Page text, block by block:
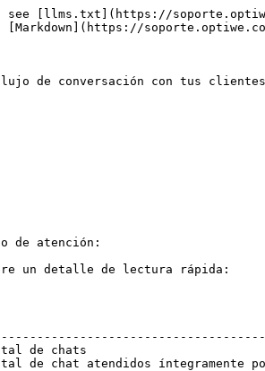
see [llms.txt](https://
de conversación con tus
de atención:
un detalle de lectura rápida:
total de chats
total de chat atendidos